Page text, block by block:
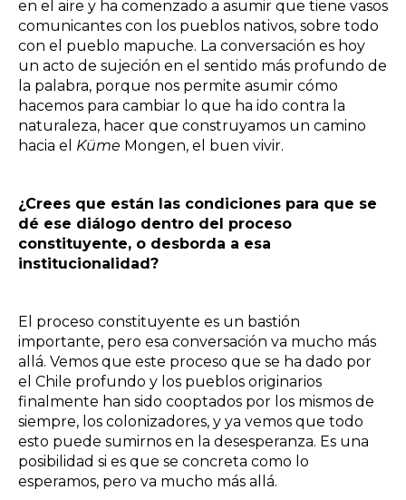
en el aire y ha comenzado a asumir que tiene vasos
comunicantes con los pueblos nativos, sobre todo
con el pueblo mapuche. La conversación es hoy
un acto de sujeción en el sentido más profundo de
la palabra, porque nos permite asumir cómo
hacemos para cambiar lo que ha ido contra la
naturaleza, hacer que construyamos un camino
hacia el Küme Mongen, el buen vivir.
¿Crees que están las condiciones para que se
dé ese diálogo dentro del proceso
constituyente, o desborda a esa
institucionalidad?
El proceso constituyente es un bastión
importante, pero esa conversación va mucho más
allá. Vemos que este proceso que se ha dado por
el Chile profundo y los pueblos originarios
finalmente han sido cooptados por los mismos de
siempre, los colonizadores, y ya vemos que todo
esto puede sumirnos en la desesperanza. Es una
posibilidad si es que se concreta como lo
esperamos, pero va mucho más allá.